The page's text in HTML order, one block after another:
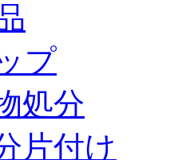
プ
処分
片付け